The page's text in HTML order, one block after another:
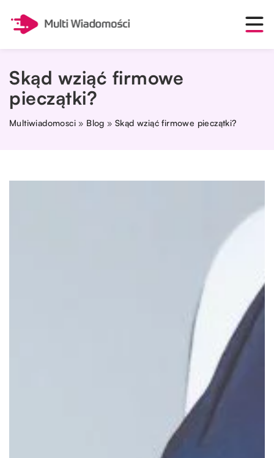
Skąd wziąć firmowe
pieczątki?
Multiwiadomosci » Blog »Skąd wziąć firmowe pieczątki?